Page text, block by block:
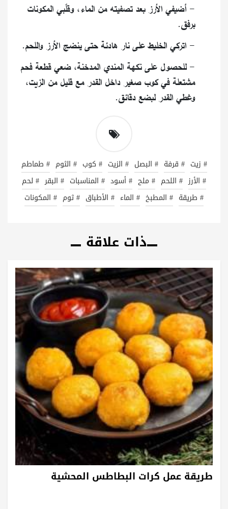
- أضيفي الأرز بعد تصفيته من الماء، وقلّبي المكونات
برفق.
- اتركي الخليط على نار هادئة حتى ينضج الأرز واللحم.
- للحصول على نكهة المندي المدخنة، ضعي قطعة فحم
مشتعلة في كوب صغير داخل القدر مع قليل من الزيت،
وغطي القدر لبضع دقائق.
# زيت # قرفة # البصل # الزيت # كوب # الثوم # طماطم
# الأرز # اللحم # ملح # أسود # المناسبات # البقر # لحم
# طريقة # المطبخ # الماء # الأطباق # ثوم # المكونات
ذات علاقة
طريقة عمل كرات البطاطس المحشية